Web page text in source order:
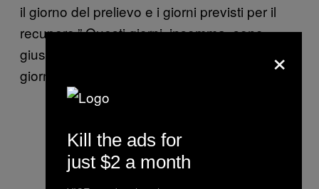
il giorno del prelievo e i giorni previsti per il
recupero.” Questi giorni, insomma, sono
giustificati (e riconosciuti come regolari
giornate retribuite) a
×
Kill the ads for
just $2 a month